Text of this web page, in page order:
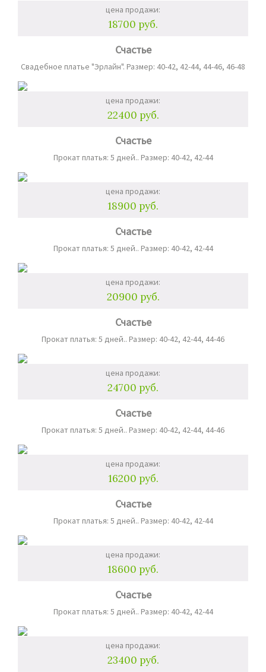
цена продажи:
18700 руб.
Счастье
Свадебное платье "Эрлайн". Размер: 40-42, 42-44, 44-46, 46-48
цена продажи:
22400 руб.
Счастье
Прокат платья: 5 дней.. Размер: 40-42, 42-44
цена продажи:
18900 руб.
Счастье
Прокат платья: 5 дней.. Размер: 40-42, 42-44
цена продажи:
20900 руб.
Счастье
Прокат платья: 5 дней.. Размер: 40-42, 42-44, 44-46
цена продажи:
24700 руб.
Счастье
Прокат платья: 5 дней.. Размер: 40-42, 42-44, 44-46
цена продажи:
16200 руб.
Счастье
Прокат платья: 5 дней.. Размер: 40-42, 42-44
цена продажи:
18600 руб.
Счастье
Прокат платья: 5 дней.. Размер: 40-42, 42-44
цена продажи:
23400 руб.